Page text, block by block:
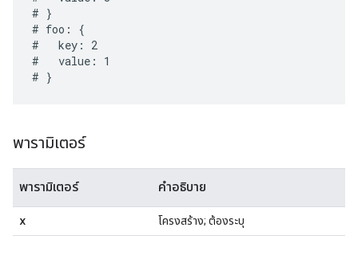
# }
# foo: {
#   key: 2
#   value: 1
พารามิเตอร์
พารามิเตอร์ คำอธิบาย
x โครงสร้าง; ต้องระบุ